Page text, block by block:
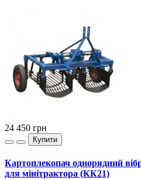
24 450 грн
Купити
Картоплекопач однорядний
для мінітрактора (КК21)